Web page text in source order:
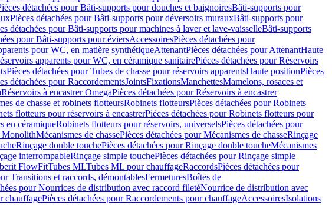
détachées pour Bâti-supports pour douches et baignoiresBâti-supports pour
Pièces détachées pour Bâti-supports pour déversoirs murauxBâti-supports pour
détachées pour Bâti-supports pour machines à laver et lave-vaisselleBâti-supports
pour Bâti-supports pour éviersAccessoiresPièces détachées pour
pour WC, en matière synthétiqueAttenantPièces détachées pour AttenantHaute
apparents pour WC, en céramique sanitairePièces détachées pour Réservoirs
Pièces détachées pour Tubes de chasse pour réservoirs apparentsHaute positionPièces
détachées pour RaccordementsJointsFixationsManchettesMamelons, rosaces et
Réservoirs à encastrer OmegaPièces détachées pour Réservoirs à encastrer
de chasse et robinets flotteursRobinets flotteursPièces détachées pour Robinets
flotteurs pour réservoirs à encastrerPièces détachées pour Robinets flotteurs pour
en céramiqueRobinets flotteurs pour réservoirs, universelsPièces détachées pour
MonolithMécanismes de chassePièces détachées pour Mécanismes de chasseRinçage
Rinçage double touchePièces détachées pour Rinçage double toucheMécanismes
interrompableRinçage simple touchePièces détachées pour Rinçage simple
FlowFitTubes MLTubes ML pour chauffageRaccordsPièces détachées pour
Transitions et raccords, démontablesFermeturesBoîtes de
pour Nourrices de distribution avec raccord filetéNourrice de distribution avec
chauffagePièces détachées pour Raccordements pour chauffageAccessoiresIsolations